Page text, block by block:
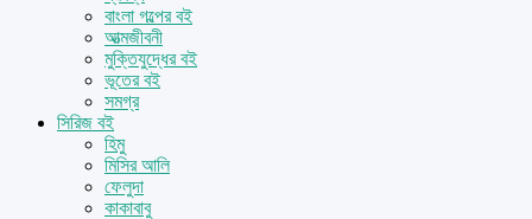
বাংলা গল্পের বই
আত্মজীবনী
মুক্তিযুদ্ধের বই
ভূতের বই
সমগ্র
সিরিজ বই
হিমু
মিসির আলি
ফেলুদা
কাকাবাবু